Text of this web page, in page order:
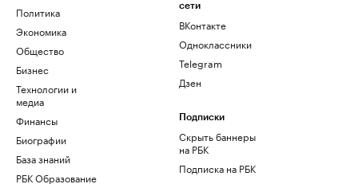
Политика
Экономика
Общество
Бизнес
Технологии и
медиа
Финансы
Биографии
База знаний
РБК Образование
сети
ВКонтакте
Одноклассники
Telegram
Дзен
Подписки
Скрыть баннеры
на РБК
Подписка на РБК